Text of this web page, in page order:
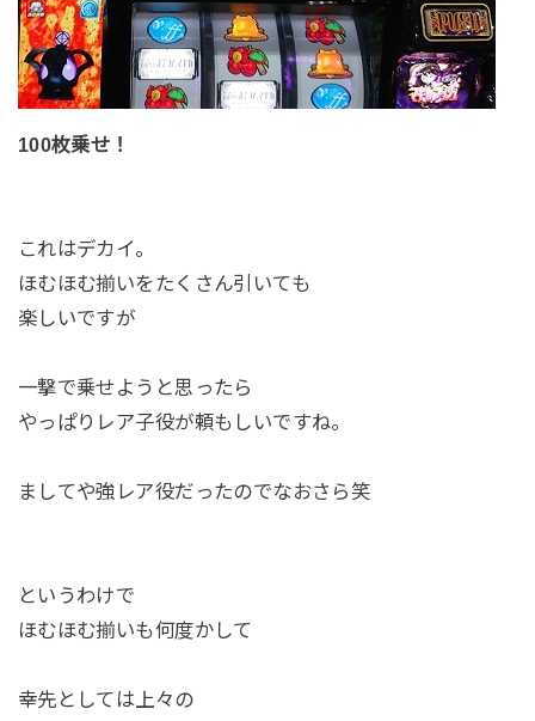
100枚乗せ！
これはデカイ。
ほむほむ揃いをたくさん引いても
楽しいですが
一撃で乗せようと思ったら
やっぱりレア子役が頼もしいですね。
ましてや強レア役だったのでなおさら笑
というわけで
ほむほむ揃いも何度かして
幸先としては上々の